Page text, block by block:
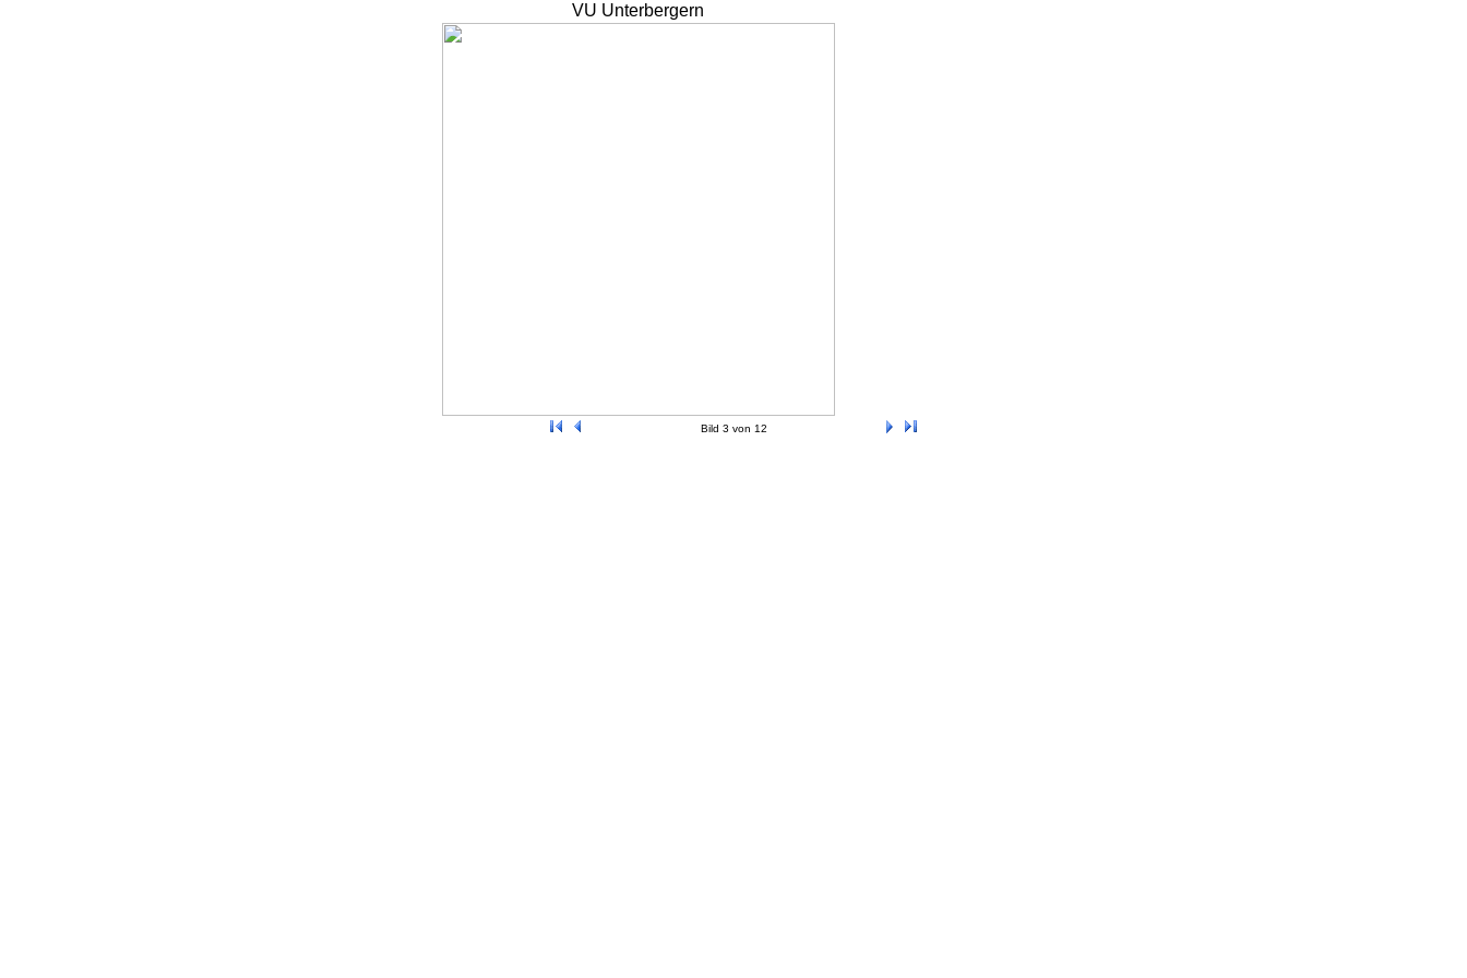
VU Unterbergern
Bild 3 von 12